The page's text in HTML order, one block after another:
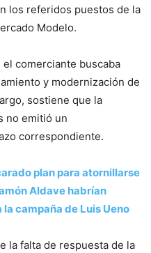
los referidos puestos de la
Modelo.
comerciante buscaba
y modernización de
sostiene que la
no emitió un
correspondiente.
plan para atornillarse
Aldave habrían
campaña de Luis Ueno
la falta de respuesta de la